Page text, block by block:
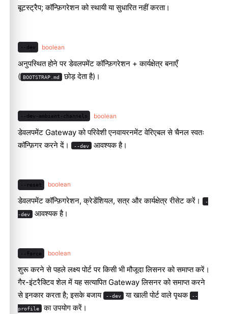
बूटस्ट्रैप; कॉन्फ़िगरेशन को स्थायी या सुधारित नहीं करता।
--dev boolean
अनुपस्थित होने पर डेवलपमेंट कॉन्फ़िगरेशन + कार्यक्षेत्र बनाएँ
( BOOTSTRAP.md छोड़ देता है)।
--dev-ambient-channels boolean
डेवलपमेंट Gateway को परिवेशी एनवायरनमेंट वेरिएबल से चैनल स्वतः
कॉन्फ़िगर करने दें।
--dev आवश्यक है।
--reset boolean
डेवलपमेंट कॉन्फ़िगरेशन, क्रेडेंशियल, सत्र और कार्यक्षेत्र रीसेट करें। -
-dev आवश्यक है।
--force boolean
शुरू करने से पहले लक्ष्य पोर्ट पर किसी भी मौजूदा लिसनर को समाप्त करें।
गैर-इंटरैक्टिव शेल में यह सत्यापित Gateway लिसनर को समाप्त करने
से इनकार करता है; इसके बजाय
--dev या खाली पोर्ट वाले पृथक --
profile का उपयोग करें।